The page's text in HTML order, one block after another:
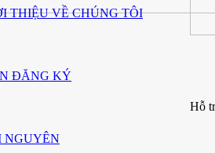
THIỆU VỀ CHÚNG TÔI
ĐĂNG KÝ
NGUYÊN
Hỗ